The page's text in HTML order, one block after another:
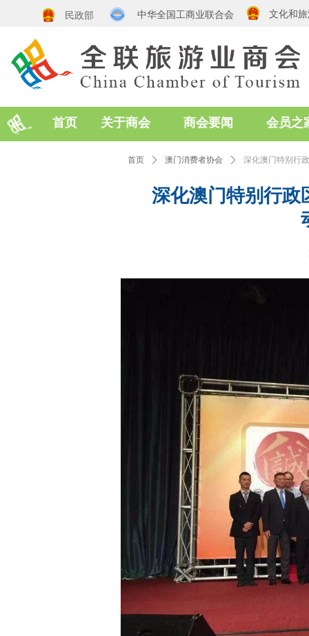
首页 关于商会 商会要闻 会员之
民政部 中华全国工商业联合会 文化和
深化澳门特别行政
首页 ꄲ 澳门消费者协会 ꄲ 深化澳门特别行